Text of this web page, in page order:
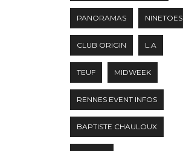
PANORAMAS NINETOES
CLUB ORIGIN L.A
TEUF MIDWEEK
RENNES EVENT INFOS
BAPTISTE CHAULOUX